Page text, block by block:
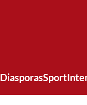
DiasporasSport